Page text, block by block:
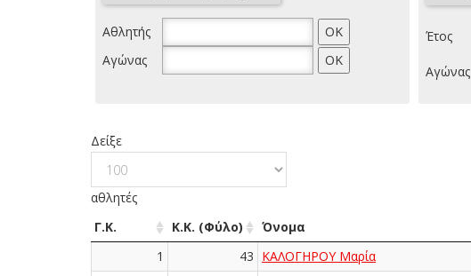
Αθλητής
Αγώνας
Έτος
Αγώνας
Δείξε
αθλητές
Γ.Κ. Κ.Κ. (Φύλο) Όνομα
1
43 ΚΑΛΟΓΗΡΟΥ Μαρία